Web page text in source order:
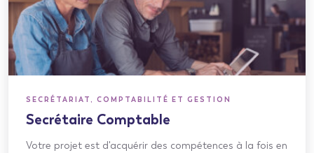
SECRÉTARIAT, COMPTABILITÉ ET GESTION
Secrétaire Comptable
Votre projet est d'acquérir des compétences à la fois en